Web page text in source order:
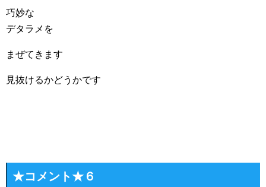
巧妙な
デタラメを
まぜてきます
見抜けるかどうかです
★コメント★６